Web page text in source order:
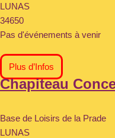
LUNAS
34650
Pas d'événements à venir
Plus d’Infos
Chapiteau
Base de Loisirs de la Prade
LUNAS